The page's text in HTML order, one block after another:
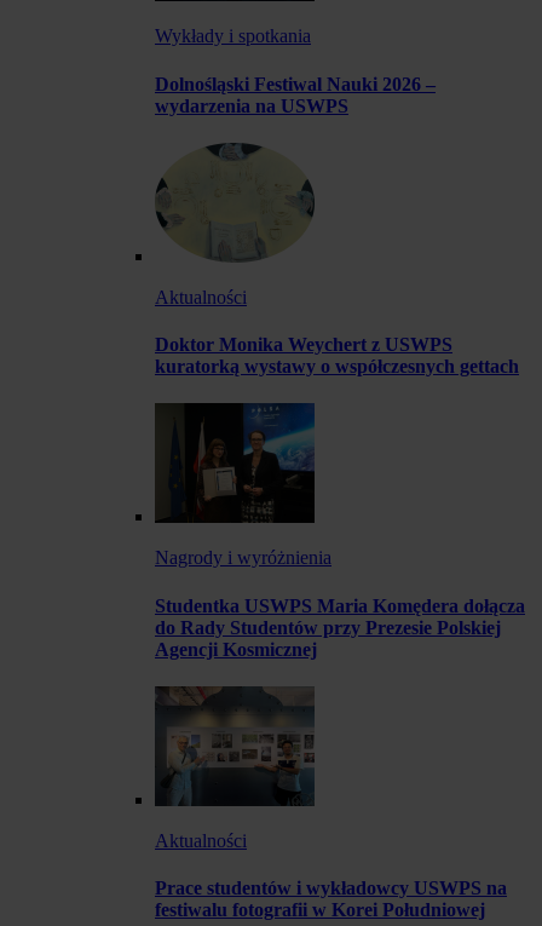
Wykłady i spotkania
Dolnośląski Festiwal Nauki 2026 –
wydarzenia na USWPS
Aktualności
Doktor Monika Weychert z USWPS
kuratorką wystawy o współczesnych gettach
Nagrody i wyróżnienia
Studentka USWPS Maria Komędera dołącza
do Rady Studentów przy Prezesie Polskiej
Agencji Kosmicznej
Aktualności
Prace studentów i wykładowcy USWPS na
festiwalu fotografii w Korei Południowej